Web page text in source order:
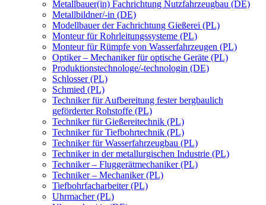
Metallbauer(in) Fachrichtung Nutzfahrzeugbau (DE)
Metallbildner/-in (DE)
Modellbauer der Fachrichtung Gießerei (PL)
Monteur für Rohrleitungssysteme (PL)
Monteur für Rümpfe von Wasserfahrzeugen (PL)
Optiker – Mechaniker für optische Geräte (PL)
Produktionstechnologe/-technologin (DE)
Schlosser (PL)
Schmied (PL)
Techniker für Aufbereitung fester bergbaulich
geförderter Rohstoffe (PL)
Techniker für Gießereitechnik (PL)
Techniker für Tiefbohrtechnik (PL)
Techniker für Wasserfahrzeugbau (PL)
Techniker in der metallurgischen Industrie (PL)
Techniker – Fluggerätmechaniker (PL)
Techniker – Mechaniker (PL)
Tiefbohrfacharbeiter (PL)
Uhrmacher (PL)